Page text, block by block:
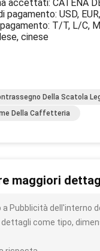
accettati: CATENA
USD, EUR,
T/T, L/C,
cinese
Della Scatola
Della Caffetteria
maggiori
Pubblicità dell'interno
come tipo,